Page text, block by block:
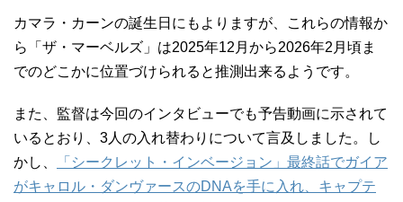
カマラ・カーンの誕生日にもよりますが、これらの情報か
ら「ザ・マーベルズ」は2025年12月から2026年2月頃ま
でのどこかに位置づけられると推測出来るようです。
また、監督は今回のインタビューでも予告動画に示されて
いるとおり、3人の入れ替わりについて言及しました。し
かし、
「シークレット・インベージョン」最終話でガイア
がキャロル・ダンヴァースのDNAを手に入れ、キャプテ